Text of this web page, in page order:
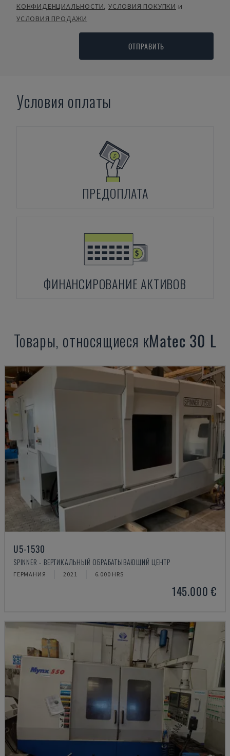
КОНФИДЕНЦИАЛЬНОСТИ,УСЛОВИЯ ПОКУПКИ и
УСЛОВИЯ ПРОДАЖИ
ОТПРАВИТЬ
Условия оплаты
ПРЕДОПЛАТА
ФИНАНСИРОВАНИЕ АКТИВОВ
Товары, относящиеся кMatec 30 L
U5-1530
SPINNER - ВЕРТИКАЛЬНЫЙ ОБРАБАТЫВАЮЩИЙ ЦЕНТР
ГЕРМАНИЯ 2021 6.000 HRS
145.000 €